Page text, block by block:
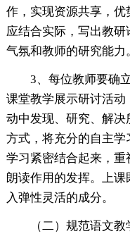
作，实现资源共享，
应结合实际，写出教
气氛和教师的研究能力
3、每位教师要确
课堂教学展示研讨活
动中发现、研究、解
方式，将充分的自主
学习紧密结合起来，
朗读作用的发挥。上
入弹性灵活的成分。
（二）规范语文教